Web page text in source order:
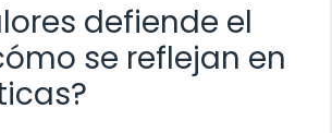
defiende el
se reflejan en